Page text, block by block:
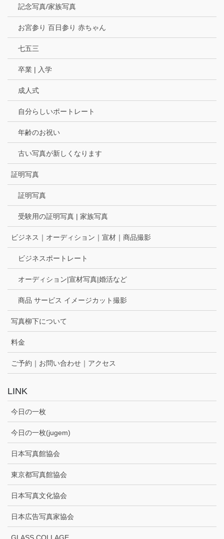
記念写真/家族写真
お宮参り 百日参り 赤ちゃん
七五三
卒業 | 入学
成人式
自分らしいポートレート
年齢のお祝い
古い写真が新しくなります
証明写真
証明写真
受験用の証明写真 | 家族写真
ビジネス｜オーディション｜宣材｜商品撮影
ビジネスポートレート
オーディション|宣材写真|婚活など
商品 サービス イメージカット撮影
写真柳下について
料金
ご予約｜お問い合わせ｜アクセス
LINK
今日の一枚
今日の一枚(jugem)
日本写真館協会
東京都写真館協会
日本写真文化協会
日本広告写真家協会